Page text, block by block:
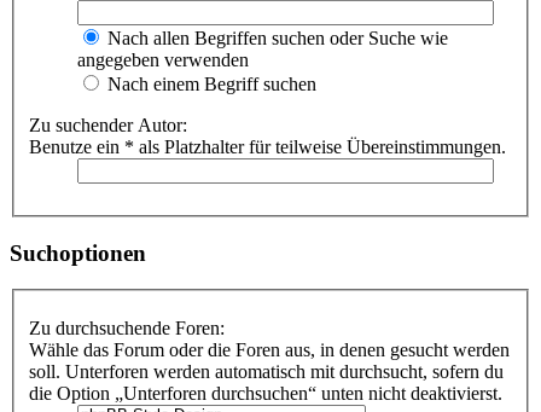
Nach allen Begriffen suchen oder Suche wie
angegeben verwenden
Nach einem Begriff suchen
Zu suchender Autor:
Benutze ein * als Platzhalter für teilweise Übereinstimmungen.
Suchoptionen
Zu durchsuchende Foren:
Wähle das Forum oder die Foren aus, in denen gesucht werden
soll. Unterforen werden automatisch mit durchsucht, sofern du
die Option „Unterforen durchsuchen“ unten nicht deaktivierst.